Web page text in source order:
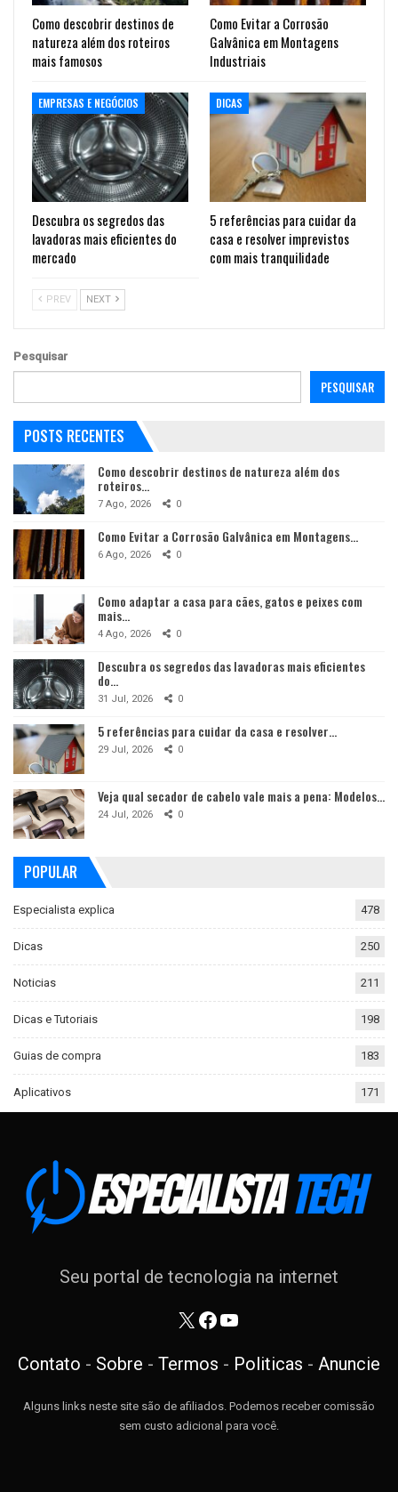
Como descobrir destinos de
natureza além dos roteiros
mais famosos
Como Evitar a Corrosão
Galvânica em Montagens
Industriais
EMPRESAS E NEGÓCIOS
Descubra os segredos das
lavadoras mais eficientes do
mercado
DICAS
5 referências para cuidar da
casa e resolver imprevistos
com mais tranquilidade
PREV NEXT
Pesquisar
PESQUISAR
POSTS RECENTES
Como descobrir destinos de natureza além dos
roteiros…
7 Ago, 2026 0
Como Evitar a Corrosão Galvânica em Montagens…
6 Ago, 2026 0
Como adaptar a casa para cães, gatos e peixes com
mais…
4 Ago, 2026 0
Descubra os segredos das lavadoras mais eficientes
do…
31 Jul, 2026 0
5 referências para cuidar da casa e resolver…
29 Jul, 2026 0
Veja qual secador de cabelo vale mais a pena: Modelos…
24 Jul, 2026 0
POPULAR
Especialista explica 478
Dicas 250
Noticias 211
Dicas e Tutoriais 198
Guias de compra 183
Aplicativos 171
Seu portal de tecnologia na internet
X Facebook
Youtube
Contato - Sobre - Termos - Politicas - Anuncie
Alguns links neste site são de afiliados. Podemos receber comissão
sem custo adicional para você.